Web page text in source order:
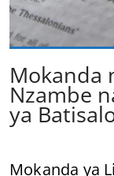
Mokanda
Nzambe
ya
Mokanda ya